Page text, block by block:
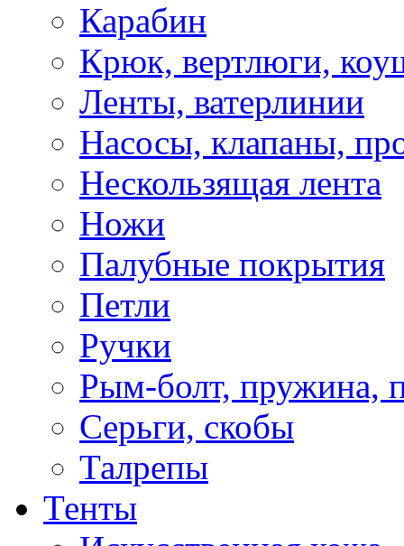
Карабин
Крюк, вертлюги,
Ленты, ватерлинии
Насосы, клапаны,
Нескользящая лента
Ножи
Палубные покрытия
Петли
Ручки
Рым-болт, пружина,
Серьги, скобы
Талрепы
Тенты